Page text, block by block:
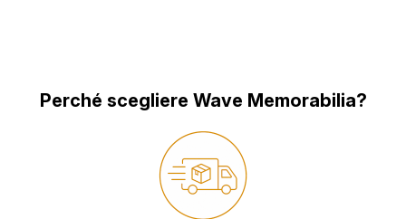
Perché scegliere Wave Memorabilia?